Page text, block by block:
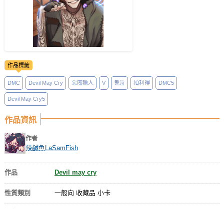
作品標籤
DMC Devil May Cry 惡魔獵人 V 鬼泣 拍利得 DMC5
Devil May Cry5
作品資訊
作者
辣鹹魚LaSamFish
作品 Devil may cry
性質類別 一般向 收藏品 小卡